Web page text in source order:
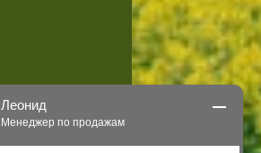
Леонид
Менеджер по продажам